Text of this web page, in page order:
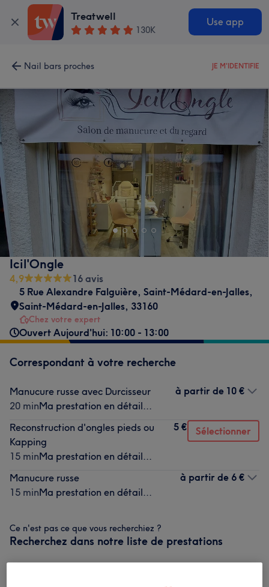
Treatwell
130K
Use app
Nail bars proches JE M'IDENTIFIE
Icil'Ongle
4,9
16 avis
5 Rue Alexandre Falguière, Saint-Médard-en-Jalles,
Saint-Médard-en-Jalles, 33160
Chez votre expert
Ouvert Aujourd'hui: 10:00 - 13:00
Correspondant à votre recherche
Manucure russe avec Durcisseur
20 minMa prestation en détail...
à partir de 10 €
Reconstruction d'ongles pieds ou
Kapping
15 minMa prestation en détail...
5 € Sélectionner
Manucure russe
15 minMa prestation en détail...
à partir de 6 €
Ce n'est pas ce que vous recherchiez ?
Recherchez dans notre liste de prestations